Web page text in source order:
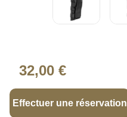
32,00 €
Effectuer une réservation